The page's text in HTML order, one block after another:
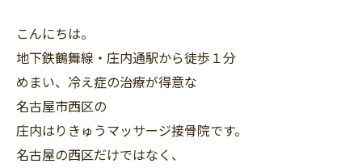
こんにちは。
地下鉄鶴舞線・庄内通駅から徒歩１分
めまい、冷え症の治療が得意な
名古屋市西区の
庄内はりきゅうマッサージ接骨院です。
名古屋の西区だけではなく、